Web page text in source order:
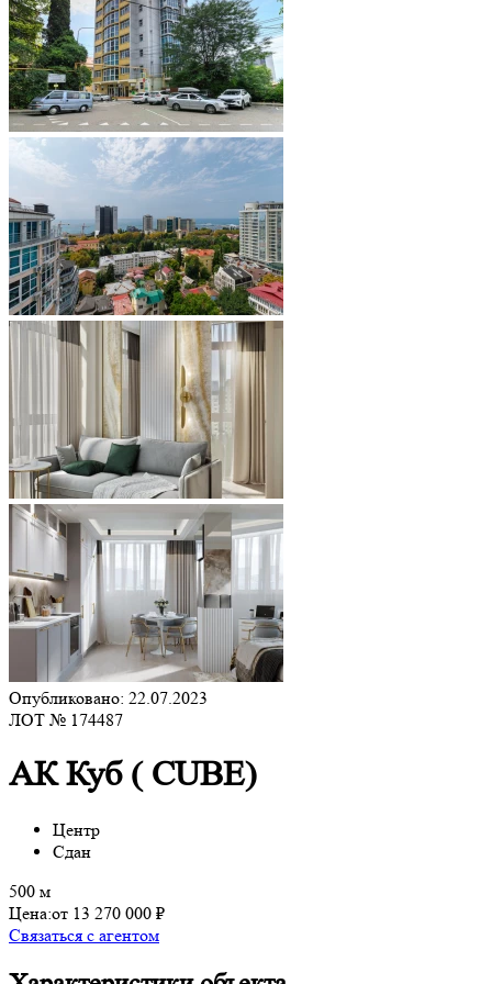
Опубликовано: 22.07.2023
ЛОТ № 174487
АК Куб ( CUBE)
Центр
Сдан
500 м
Цена:от 13 270 000 ₽
Связаться с агентом